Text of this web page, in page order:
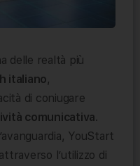
delle realtà più
italiano,
di coniugare
comunicativa.
YouStart
l’utilizzo di